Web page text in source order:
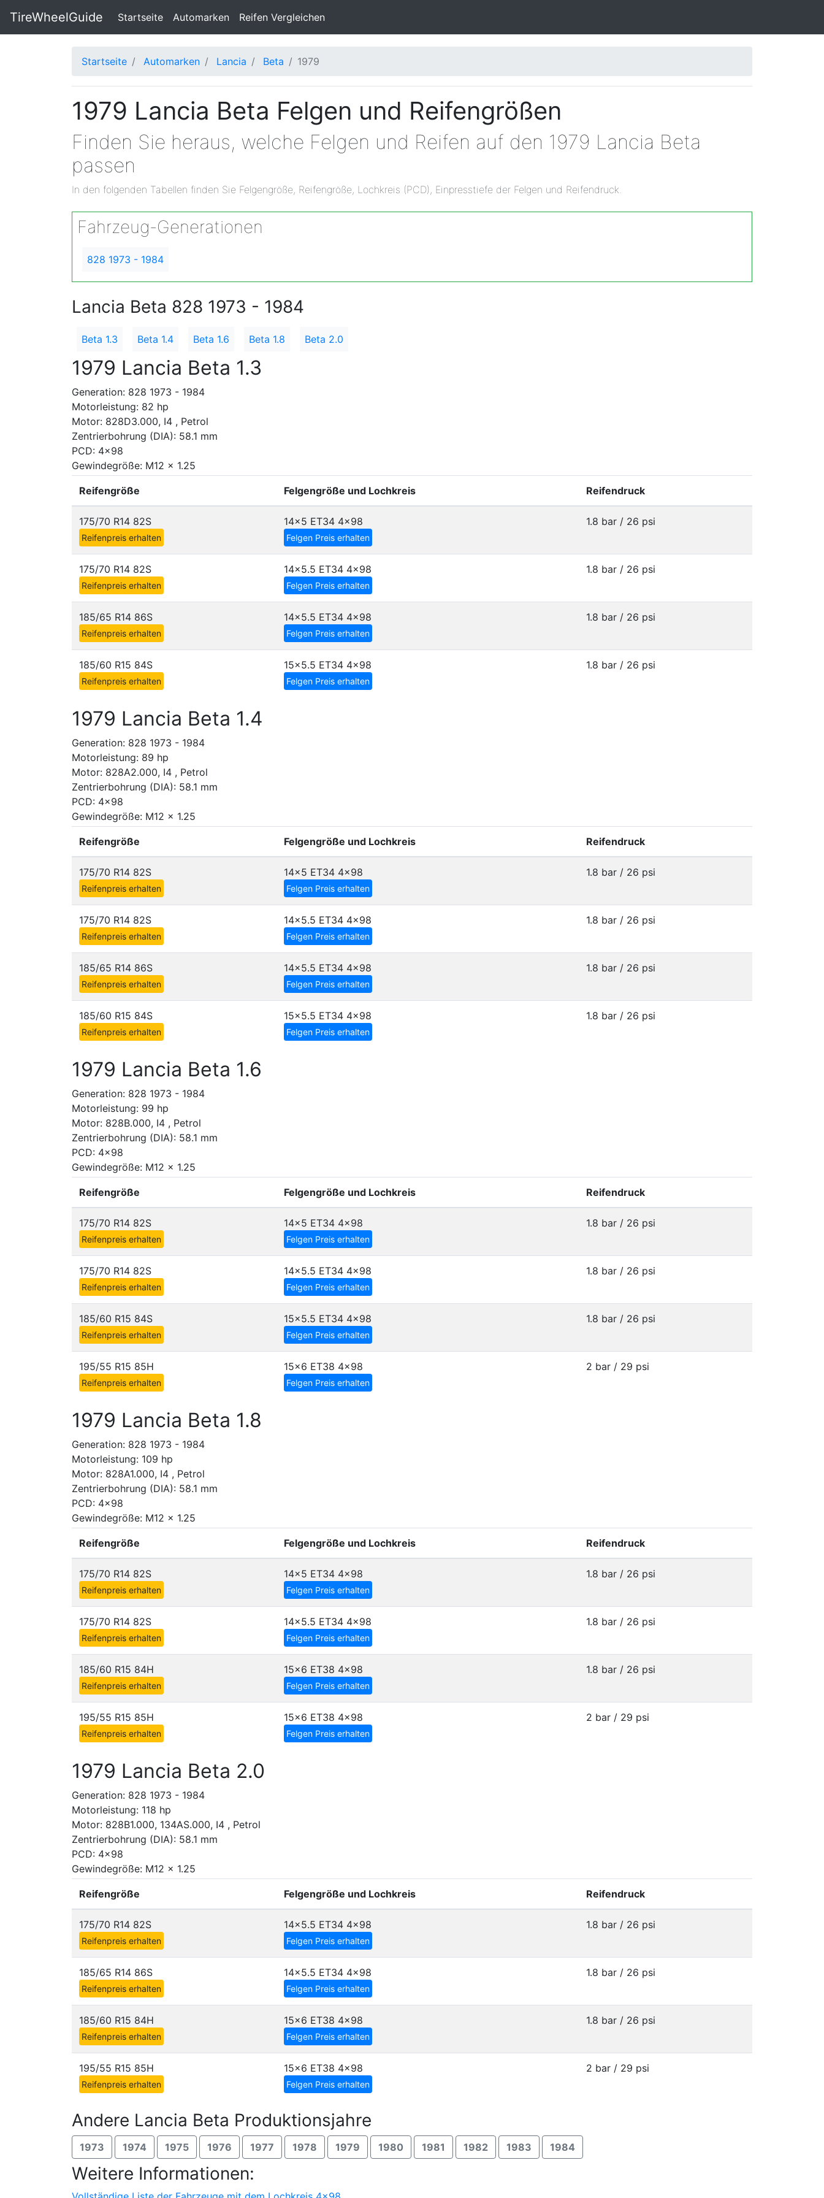
TireWheelGuide Startseite(current)
Automarken Reifen Vergleichen
Startseite Automarken Lancia Beta 1979
1979 Lancia Beta Felgen und Reifengrößen
Finden Sie heraus, welche Felgen und Reifen auf den 1979 Lancia Beta
passen
In den folgenden Tabellen finden Sie Felgengröße, Reifengröße, Lochkreis (PCD), Einpresstiefe der Felgen und Reifendruck.
Fahrzeug-Generationen
828 1973 - 1984
Lancia Beta 828 1973 - 1984
Beta 1.3 Beta 1.4 Beta 1.6 Beta 1.8 Beta 2.0
1979 Lancia Beta 1.3
Generation: 828 1973 - 1984
Motorleistung: 82 hp
Motor: 828D3.000, I4 , Petrol
Zentrierbohrung (DIA): 58.1 mm
PCD: 4x98
Gewindegröße: M12 x 1.25
Reifengröße Felgengröße und Lochkreis Reifendruck
175/70 R14 82S
Reifenpreis erhalten
14x5 ET34 4x98
Felgen Preis erhalten
1.8 bar / 26 psi
175/70 R14 82S
Reifenpreis erhalten
14x5.5 ET34 4x98
Felgen Preis erhalten
1.8 bar / 26 psi
185/65 R14 86S
Reifenpreis erhalten
14x5.5 ET34 4x98
Felgen Preis erhalten
1.8 bar / 26 psi
185/60 R15 84S
Reifenpreis erhalten
15x5.5 ET34 4x98
Felgen Preis erhalten
1.8 bar / 26 psi
1979 Lancia Beta 1.4
Generation: 828 1973 - 1984
Motorleistung: 89 hp
Motor: 828A2.000, I4 , Petrol
Zentrierbohrung (DIA): 58.1 mm
PCD: 4x98
Gewindegröße: M12 x 1.25
Reifengröße Felgengröße und Lochkreis Reifendruck
175/70 R14 82S
Reifenpreis erhalten
14x5 ET34 4x98
Felgen Preis erhalten
1.8 bar / 26 psi
175/70 R14 82S
Reifenpreis erhalten
14x5.5 ET34 4x98
Felgen Preis erhalten
1.8 bar / 26 psi
185/65 R14 86S
Reifenpreis erhalten
14x5.5 ET34 4x98
Felgen Preis erhalten
1.8 bar / 26 psi
185/60 R15 84S
Reifenpreis erhalten
15x5.5 ET34 4x98
Felgen Preis erhalten
1.8 bar / 26 psi
1979 Lancia Beta 1.6
Generation: 828 1973 - 1984
Motorleistung: 99 hp
Motor: 828B.000, I4 , Petrol
Zentrierbohrung (DIA): 58.1 mm
PCD: 4x98
Gewindegröße: M12 x 1.25
Reifengröße Felgengröße und Lochkreis Reifendruck
175/70 R14 82S
Reifenpreis erhalten
14x5 ET34 4x98
Felgen Preis erhalten
1.8 bar / 26 psi
175/70 R14 82S
Reifenpreis erhalten
14x5.5 ET34 4x98
Felgen Preis erhalten
1.8 bar / 26 psi
185/60 R15 84S
Reifenpreis erhalten
15x5.5 ET34 4x98
Felgen Preis erhalten
1.8 bar / 26 psi
195/55 R15 85H
Reifenpreis erhalten
15x6 ET38 4x98
Felgen Preis erhalten
2 bar / 29 psi
1979 Lancia Beta 1.8
Generation: 828 1973 - 1984
Motorleistung: 109 hp
Motor: 828A1.000, I4 , Petrol
Zentrierbohrung (DIA): 58.1 mm
PCD: 4x98
Gewindegröße: M12 x 1.25
Reifengröße Felgengröße und Lochkreis Reifendruck
175/70 R14 82S
Reifenpreis erhalten
14x5 ET34 4x98
Felgen Preis erhalten
1.8 bar / 26 psi
175/70 R14 82S
Reifenpreis erhalten
14x5.5 ET34 4x98
Felgen Preis erhalten
1.8 bar / 26 psi
185/60 R15 84H
Reifenpreis erhalten
15x6 ET38 4x98
Felgen Preis erhalten
1.8 bar / 26 psi
195/55 R15 85H
Reifenpreis erhalten
15x6 ET38 4x98
Felgen Preis erhalten
2 bar / 29 psi
1979 Lancia Beta 2.0
Generation: 828 1973 - 1984
Motorleistung: 118 hp
Motor: 828B1.000, 134AS.000, I4 , Petrol
Zentrierbohrung (DIA): 58.1 mm
PCD: 4x98
Gewindegröße: M12 x 1.25
Reifengröße Felgengröße und Lochkreis Reifendruck
175/70 R14 82S
Reifenpreis erhalten
14x5.5 ET34 4x98
Felgen Preis erhalten
1.8 bar / 26 psi
185/65 R14 86S
Reifenpreis erhalten
14x5.5 ET34 4x98
Felgen Preis erhalten
1.8 bar / 26 psi
185/60 R15 84H
Reifenpreis erhalten
15x6 ET38 4x98
Felgen Preis erhalten
1.8 bar / 26 psi
195/55 R15 85H
Reifenpreis erhalten
15x6 ET38 4x98
Felgen Preis erhalten
2 bar / 29 psi
Andere Lancia Beta Produktionsjahre
1973 1974 1975 1976 1977 1978 1979 1980 1981 1982 1983 1984
Weitere Informationen: